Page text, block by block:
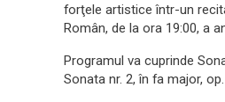
forţele artistice într-un
Român, de la ora 19:00, a
Programul va cuprinde
Sonata nr. 2, în fa major,